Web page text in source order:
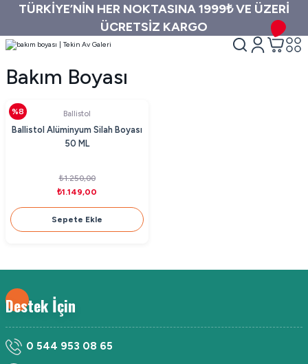
TÜRKİYE’NİN HER NOKTASINA 1999₺ VE ÜZERİ
ÜCRETSİZ KARGO
Bakım Boyası
%8 Ballistol
Ballistol Alüminyum Silah Boyası
50 ML
₺1.250,00
₺1.149,00
Sepete Ekle
Destek İçin
0 544 953 08 65